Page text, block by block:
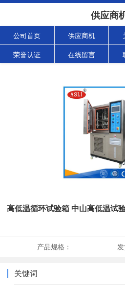
供应商
公司首页 供应商机
荣誉认证 在线留言
高低温循环试验箱 中山高低温试
产品规格：
关键词